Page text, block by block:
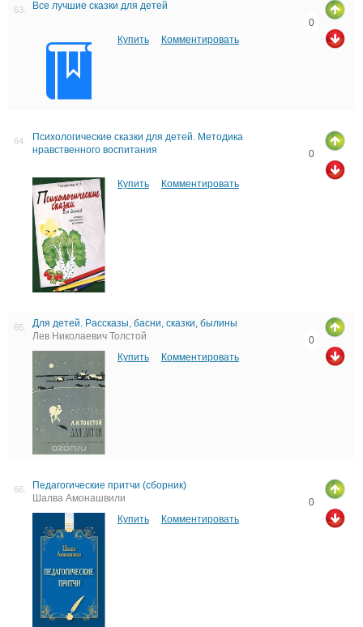
63.
Все лучшие сказки для детей
0
Купить
Комментировать
64.
Психологические сказки для детей. Методика
нравственного воспитания
0
Купить Комментировать
65.
Для детей. Рассказы, басни, сказки, былины
Лев Николаевич Толстой
0
Купить
Комментировать
66.
Педагогические притчи (сборник)
Шалва Амонашвили
0
Купить
Комментировать